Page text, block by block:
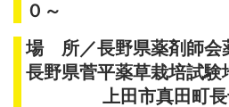
０～
場 所／長野県薬剤師会
長野県菅平薬草栽培試験
上田市真田町長十